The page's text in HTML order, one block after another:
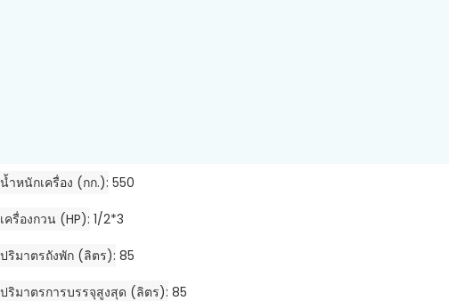
น้ำหนักเครื่อง (กก.) 550
เครื่องกวน (HP) 1/2*3
ปริมาตรถังพัก (ลิตร) 85
ปริมาตรการบรรจุสูงสุด (ลิตร) 85